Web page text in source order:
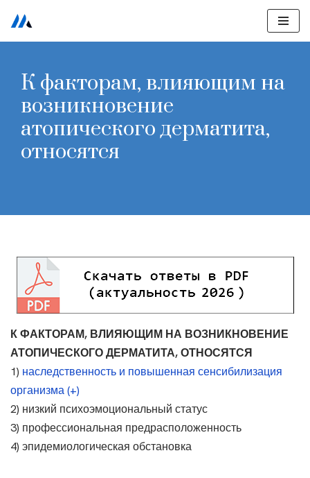
Перейти
содержимому
К факторам, влияющим на
возникновение
атопического дерматита,
относятся
К ФАКТОРАМ, ВЛИЯЮЩИМ НА ВОЗНИКНОВЕНИЕ
АТОПИЧЕСКОГО ДЕРМАТИТА, ОТНОСЯТСЯ
1) наследственность и повышенная сенсибилизация
организма (+)
2) низкий психоэмоциональный статус
3) профессиональная предрасположенность
4) эпидемиологическая обстановка